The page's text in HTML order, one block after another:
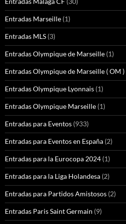
Entradas Marseille (1)
Entradas MLS (3)
Entradas Olympique de Marseille (1)
Entradas Olympique de Marseille ( OM )
Entradas Olympique Lyonnais (1)
Entradas Olympique Marseille (1)
Entradas para Eventos (933)
Entradas para Eventos en España (2)
Entradas para la Eurocopa 2024 (1)
Entradas para la Liga Holandesa (2)
Entradas para Partidos Amistosos (2)
Entradas Paris Saint Germain (9)